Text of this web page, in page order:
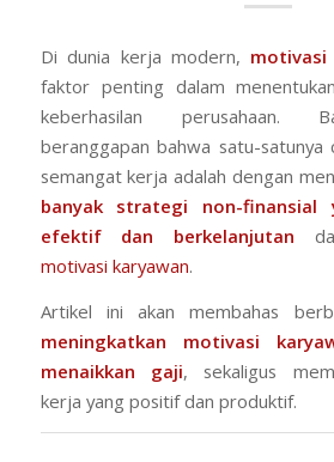
Di dunia kerja modern, motivasi
faktor penting dalam
keberhasilan perusahaan.
beranggapan bahwa satu-satunya
semangat kerja adalah dengan
banyak strategi non-finansial
efektif dan berkelanjutan
motivasi karyawan.
Artikel ini akan membahas
meningkatkan motivasi
menaikkan gaji, sekaligus
kerja yang positif dan produktif.